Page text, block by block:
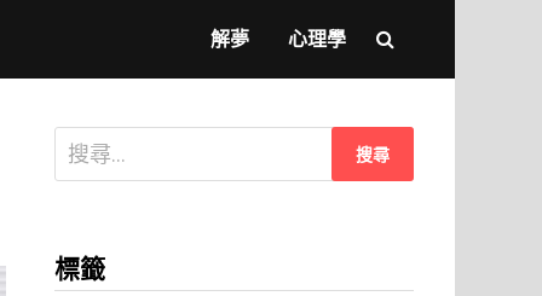
解夢 心理學
搜
尋
字:
標籤